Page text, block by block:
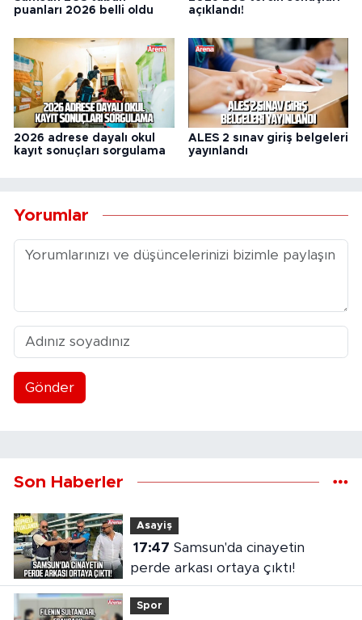
puanları 2026 belli oldu
açıklandı!
2026 adrese dayalı okul
kayıt sonuçları sorgulama
ALES 2 sınav giriş belgeleri
yayınlandı
Yorumlar
Gönder
Son Haberler
Asayiş
17:47
perde arkası ortaya çıktı!
Spor